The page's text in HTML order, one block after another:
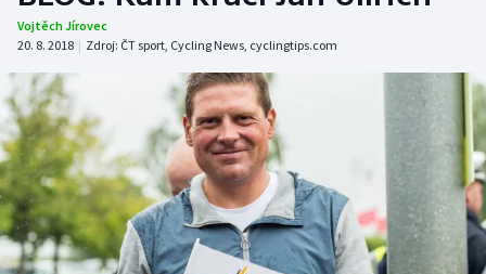
DALŠÍ SPORTY
Americký fotbal
Baseball a softbal
Basketbal
Biatlon
NEPŘEHLÉDNĚTE
Soutěže
Historické návraty
Aplikace ČT sport
Vojtěch Jírovec
20. 8. 2018 | Zdroj: ČT sport, Cycling News, cyclingtips.com